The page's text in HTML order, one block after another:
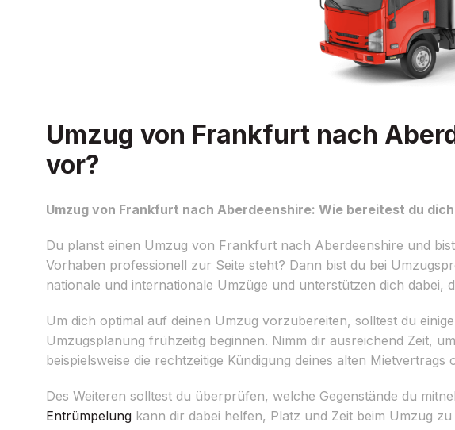
Umzug von Frankfurt nach
vor?
Umzug von Frankfurt nach Aberdeenshire: Wie bereitest du
Du planst einen Umzug von Frankfurt nach Aberdeenshire und
Vorhaben professionell zur Seite steht? Dann bist du bei
nationale und internationale Umzüge und unterstützen dich dabei,
Um dich optimal auf deinen Umzug vorzubereiten, solltest du
Umzugsplanung frühzeitig beginnen. Nimm dir ausreichend Zeit,
beispielsweise die rechtzeitige Kündigung deines alten
Des Weiteren solltest du überprüfen, welche Gegenstände du
Entrümpelung kann dir dabei helfen, Platz und Zeit beim Umzug